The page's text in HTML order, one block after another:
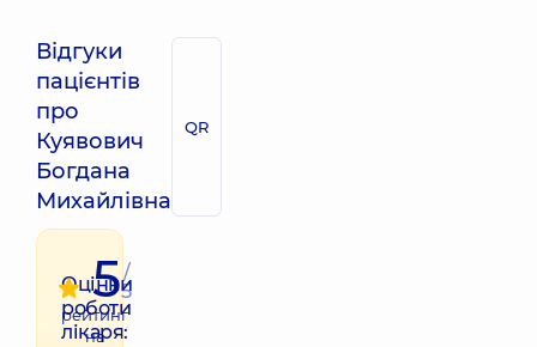
Відгуки
пацієнтів
про
Куявович
Богдана
Михайлівна
QR
Оцінки
роботи
лікаря:
5/
5
рейтинг
на